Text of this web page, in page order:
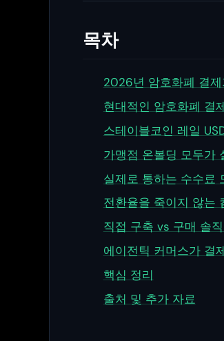
목차
2026년 암호화폐 결
현대적인 암호화폐 결
스테이블코인 레일
가맹점 온볼딩 모두가
실제로 통하는 수수료
전환율을 죽이지 않는
직접 구축 vs 구매 솔
에이전틱 커머스가 결
핵심 정리
출처 및 추가 자료